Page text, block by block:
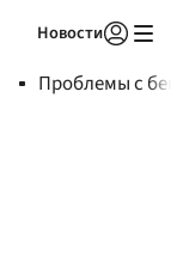
Новости
Проблемы с